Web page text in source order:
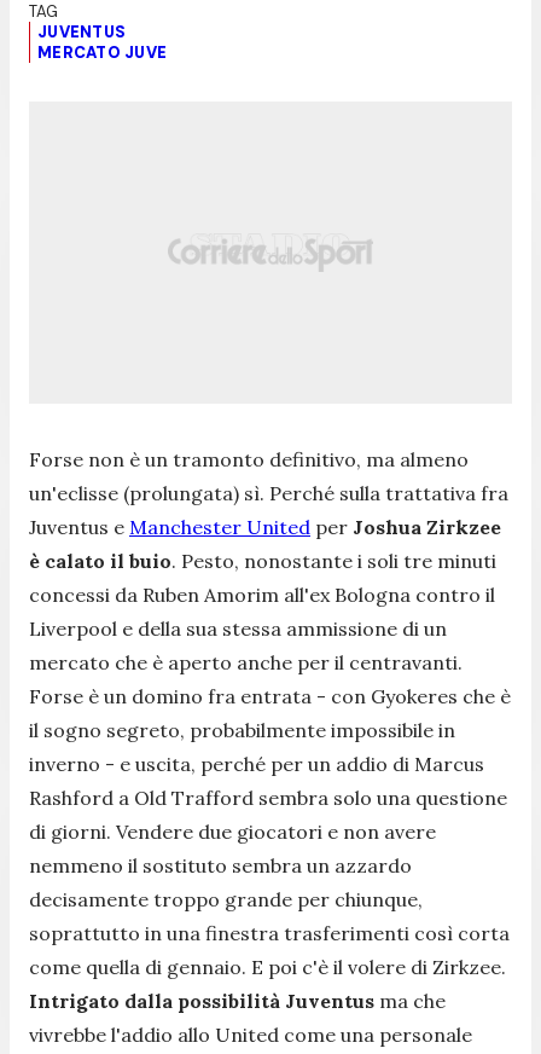
JUVENTUS
MERCATO JUVE
Forse non è un tramonto definitivo, ma almeno
un'eclisse (prolungata) sì. Perché sulla trattativa fra
Juventus e Manchester United per Joshua Zirkzee
è calato il buio. Pesto, nonostante i soli tre minuti
concessi da Ruben Amorim all'ex Bologna contro il
Liverpool e della sua stessa ammissione di un
mercato che è aperto anche per il centravanti.
Forse è un domino fra entrata - con Gyokeres che è
il sogno segreto, probabilmente impossibile in
inverno - e uscita, perché per un addio di Marcus
Rashford a Old Trafford sembra solo una questione
di giorni. Vendere due giocatori e non avere
nemmeno il sostituto sembra un azzardo
decisamente troppo grande per chiunque,
soprattutto in una finestra trasferimenti così corta
come quella di gennaio. E poi c'è il volere di Zirkzee.
Intrigato dalla possibilità Juventus ma che
vivrebbe l'addio allo United come una personale